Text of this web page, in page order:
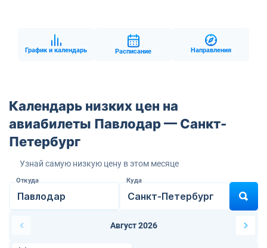
График и календарь Расписание Направления
Календарь низких цен на
авиабилеты Павлодар — Санкт-
Петербург
Узнай самую низкую цену в этом месяце
Откуда Куда
Август 2026